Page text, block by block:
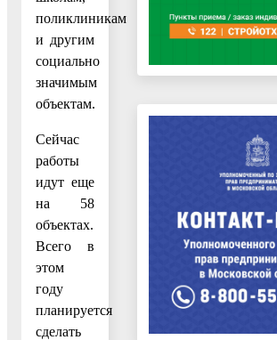
поликлиникам
и другим
социально
значимым
объектам.
Сейчас
работы
идут еще
на 58
объектах.
Всего в
этом
году
планируется
сделать